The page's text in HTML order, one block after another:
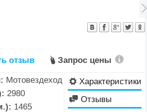
отзыв  Запрос цены
Мотовездеход
2980
1465
⚙ Характеристики
 Отзывы
